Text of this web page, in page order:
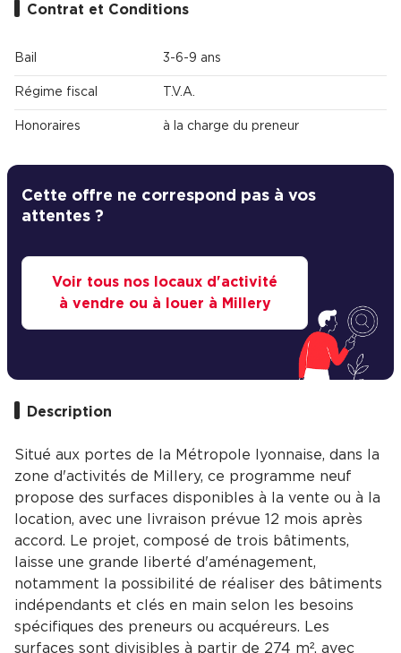
Contrat et Conditions
Bail 3-6-9 ans
Régime fiscal T.V.A.
Honoraires à la charge du preneur
Cette offre ne correspond pas à vos
attentes ?
Voir tous nos locaux d'activité
à vendre ou à louer à Millery
Description
Situé aux portes de la Métropole lyonnaise, dans la
zone d'activités de Millery, ce programme neuf
propose des surfaces disponibles à la vente ou à la
location, avec une livraison prévue 12 mois après
accord. Le projet, composé de trois bâtiments,
laisse une grande liberté d'aménagement,
notamment la possibilité de réaliser des bâtiments
indépendants et clés en main selon les besoins
spécifiques des preneurs ou acquéreurs. Les
surfaces sont divisibles à partir de 274 m², avec